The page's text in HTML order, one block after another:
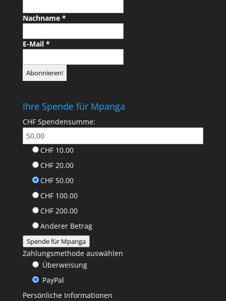
Nachname *
E-Mail *
Ihre Spende für Mpanga
CHF Spendensumme:
CHF 10.00
CHF 20.00
CHF 50.00
CHF 100.00
CHF 200.00
Anderer Betrag
Spende für Mpanga
Zahlungsmethode auswählen
Überweisung
PayPal
Persönliche Informationen